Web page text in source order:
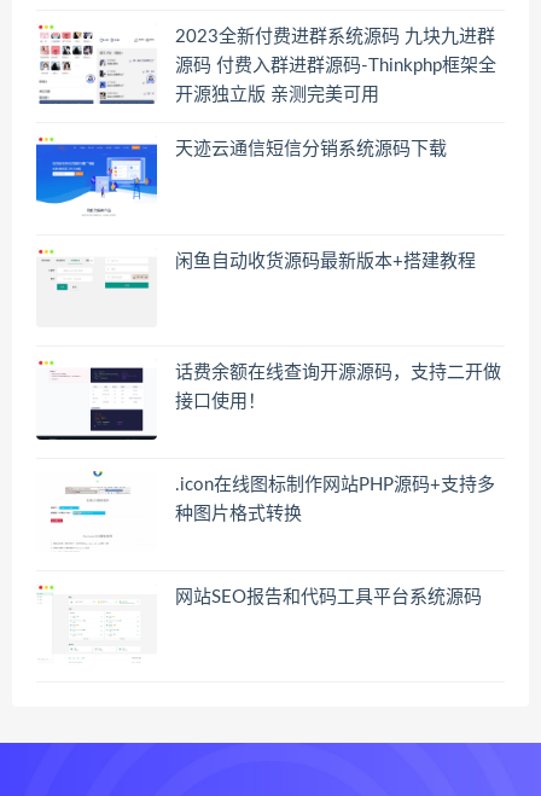
2023全新付费进群系统源码 九块九进群
源码 付费入群进群源码-Thinkphp框架全
开源独立版 亲测完美可用
天迹云通信短信分销系统源码下载
闲鱼自动收货源码最新版本+搭建教程
话费余额在线查询开源源码，支持二开做
接口使用！
.icon在线图标制作网站PHP源码+支持多
种图片格式转换
网站SEO报告和代码工具平台系统源码